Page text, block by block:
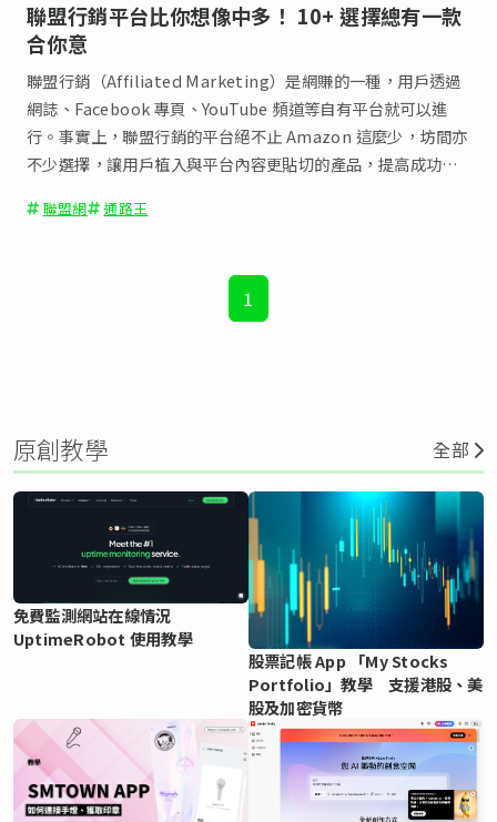
聯盟行銷平台比你想像中多！ 10+ 選擇總有一款
合你意
聯盟行銷（Affiliated Marketing）是網賺的一種，用戶透過
網誌、Facebook 專頁、YouTube 頻道等自有平台就可以進
行。事實上，聯盟行銷的平台絕不止 Amazon 這麼少，坊間亦
不少選擇，讓用戶植入與平台內容更貼切的產品，提高成功
聯盟網 通路王
1
原創教學 全部
免費監測網站在線情況
UptimeRobot 使用教學
股票記帳 App 「My Stocks
Portfolio」教學 支援港股、美
股及加密貨幣